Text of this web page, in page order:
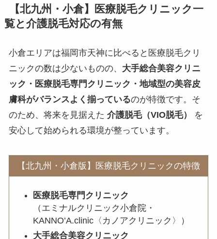
【北九州・小倉】医療脱毛クリニック一
覧と介護脱毛対応の有無
小倉エリアは福岡市天神に比べると医療脱毛クリ
ニックの数は少ないものの、 大手総合美容クリニ
ック・医療脱毛専門クリニック・地域型の美容皮
膚科がバランスよく揃っているのが特徴です。そ
のため、将来を見据えた 介護脱毛（VIO脱毛）
を
安心して始められる環境が整っています。
【北九州・小倉版】医療脱毛クリニックの特徴
医療脱毛専門クリニック
（エミナルクリニック小倉院・
KANNO’A.clinic〈カノアクリニック〉）
大手総合美容クリニック